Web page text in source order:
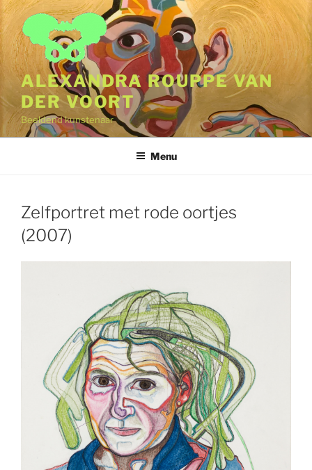
Naar
de
inhoud
springen
ALEXANDRA ROUPPE VAN
DER VOORT
Beeldend kunstenaar
Menu
Zelfportret met rode oortjes
(2007)